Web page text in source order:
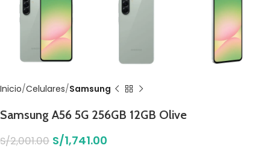
Inicio Celulares Samsung
Samsung A56 5G 256GB 12GB Olive
S/2,001.00 S/1,741.00